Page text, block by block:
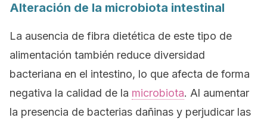
Alteración de la microbiota intestinal
La ausencia de fibra dietética de este tipo de
alimentación también reduce diversidad
bacteriana en el intestino, lo que afecta de forma
negativa la calidad de la microbiota. Al aumentar
la presencia de bacterias dañinas y perjudicar las